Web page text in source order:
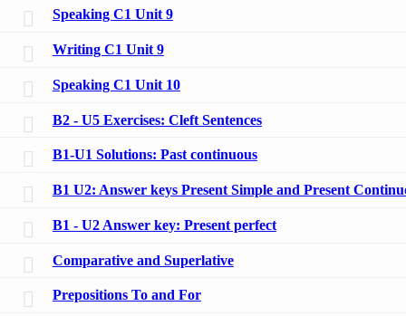
Speaking C1 Unit 9
Writing C1 Unit 9
Speaking C1 Unit 10
B2 - U5 Exercises: Cleft Sentences
B1-U1 Solutions: Past continuous
B1 U2: Answer keys Present Simple and Present
B1 - U2 Answer key: Present perfect
Comparative and Superlative
Prepositions To and For